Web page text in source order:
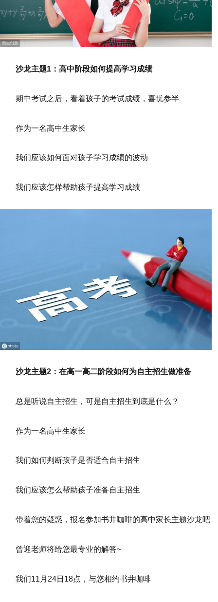
沙龙主题1：高中阶段如何提高学习成绩
期中考试之后，看着孩子的考试成绩，喜忧参半
作为一名高中生家长
我们应该如何面对孩子学习成绩的波动
我们应该怎样帮助孩子提高学习成绩
沙龙主题2：在高一高二阶段如何为自主招生做准备
总是听说自主招生，可是自主招生到底是什么？
作为一名高中生家长
我们如何判断孩子是否适合自主招生
我们应该怎么帮助孩子准备自主招生
带着您的疑惑，报名参加书井咖啡的高中家长主题沙龙吧
曾迎老师将给您最专业的解答~
我们11月24日18点，与您相约书井咖啡